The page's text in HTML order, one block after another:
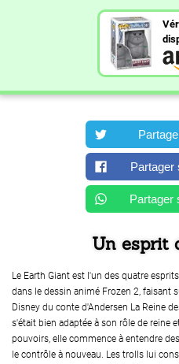
Partager
Partager
Un esprit
Le Earth Giant est l'un des quatre
dans le dessin animé Frozen 2, faisant
Disney du conte d'Andersen La Reine
s'était bien adaptée à son rôle de reine
pouvoirs, elle commence à entendre
le contrôle à nouveau. Les trolls lui